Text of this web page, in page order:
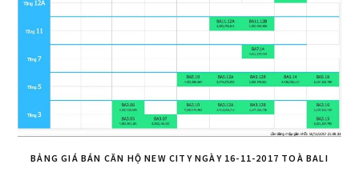
BẢNG GIÁ BÁN CĂN HỘ NEW CITY NGÀY 16-11-2017 TOÀ BALI